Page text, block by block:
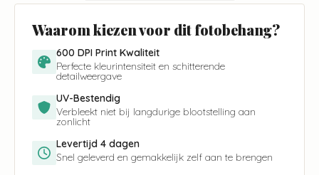
Waarom kiezen voor dit fotobehang?
600 DPI Print Kwaliteit
Perfecte kleurintensiteit en schitterende
detailweergave
UV-Bestendig
Verbleekt niet bij langdurige blootstelling aan
zonlicht
Levertijd 4 dagen
Snel geleverd en gemakkelijk zelf aan te brengen